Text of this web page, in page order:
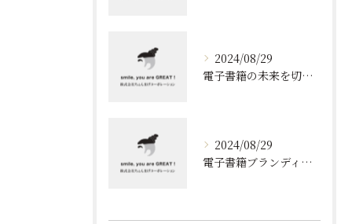
2024/08/29
電子書籍の未来を切り開く！効果的なブランディングとリスト取りの技術
2024/08/29
電子書籍ブランディングの新しいアプローチ: 成功の秘訣とは?